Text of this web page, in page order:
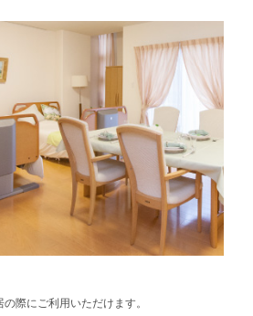
際にご利用いただけます。